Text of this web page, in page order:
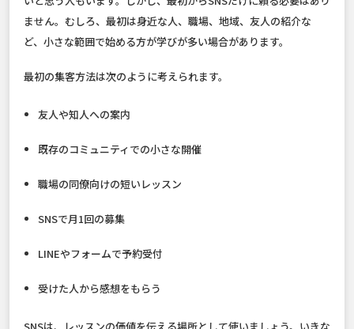
ません。むしろ、最初は身近な人、職場、地域、友人の紹介な
ど、小さな範囲で始める方が学びが多い場合があります。
最初の集客方法は次のように考えられます。
友人や知人への案内
既存のコミュニティでの小さな開催
職場の同僚向けの短いレッスン
SNSで月1回の募集
LINEやフォームで予約受付
受けた人から感想をもらう